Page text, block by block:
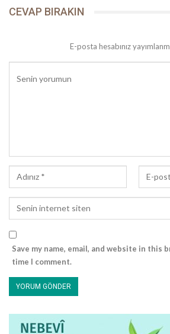
CEVAP BIRAKIN
E-posta hesabınız
Save my name, email, and website in this
time I comment.